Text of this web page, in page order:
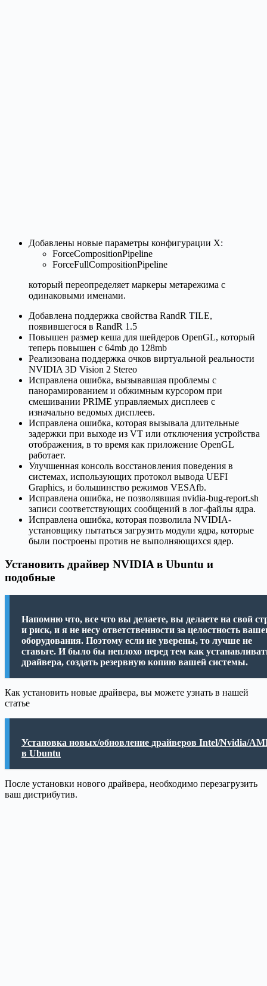
Добавлены новые параметры конфигурации X:
ForceCompositionPipeline
ForceFullCompositionPipeline
который переопределяет маркеры метарежима с
одинаковыми именами.
Добавлена поддержка свойства RandR TILE,
появившегося в RandR 1.5
Повышен размер кеша для шейдеров OpenGL, который
теперь повышен с 64mb до 128mb
Реализована поддержка очков виртуальной реальности
NVIDIA 3D Vision 2 Stereo
Исправлена ошибка, вызывавшая проблемы с
панорамированием и обжимным курсором при
смешивании PRIME управляемых дисплеев с
изначально ведомых дисплеев.
Исправлена ошибка, которая вызывала длительные
задержки при выходе из VT или отключения устройства
отображения, в то время как приложение OpenGL
работает.
Улучшенная консоль восстановления поведения в
системах, использующих протокол вывода UEFI
Graphics, и большинство режимов VESAfb.
Исправлена ошибка, не позволявшая nvidia-bug-report.sh
записи соответствующих сообщений в лог-файлы ядра.
Исправлена ошибка, которая позволила NVIDIA-
установщику пытаться загрузить модули ядра, которые
были построены против не выполняющихся ядер.
Установить драйвер NVIDIA в Ubuntu и
подобные
Напомню что, все что вы делаете, вы делаете на свой
и риск, и я не несу ответственности за целостность
оборудования. Поэтому если не уверены, то лучше не
ставьте. И было бы неплохо перед тем как
драйвера, создать резервную копию вашей системы.
Как установить новые драйвера, вы можете узнать в нашей
статье
Установка новых/обновление драйверов Intel/Nvidia/
в Ubuntu
После установки нового драйвера, необходимо перезагрузить
ваш дистрибутив.